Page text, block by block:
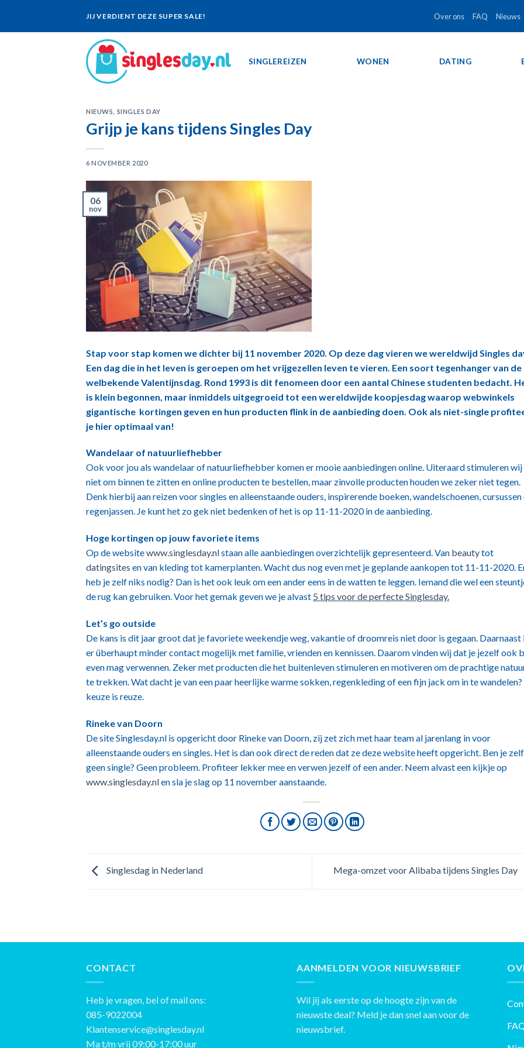
content
JIJ VERDIENT DEZE SUPER SALE! Over ons FAQ Nieuws
SINGLEREIZEN WONEN DATING
NIEUWS SINGLES DAY
Grijp je kans tijdens Singles Day
6 NOVEMBER 2020
06
nov
Stap voor stap komen we dichter bij 11 november 2020. Op deze dag vieren we wereldwijd Singles
Een dag die in het leven is geroepen om het vrijgezellen leven te vieren. Een soort tegenhanger van de
welbekende Valentijnsdag. Rond 1993 is dit fenomeen door een aantal Chinese studenten bedacht.
is klein begonnen, maar inmiddels uitgegroeid tot een wereldwijde koopjesdag waarop webwinkels
gigantische kortingen geven en hun producten flink in de aanbieding doen. Ook als niet-single
je hier optimaal van!
Wandelaar of natuurliefhebber
Ook voor jou als wandelaar of natuurliefhebber komen er mooie aanbiedingen online. Uiteraard stimuleren wij
niet om binnen te zitten en online producten te bestellen, maar zinvolle producten houden we zeker niet tegen.
Denk hierbij aan reizen voor singles en alleenstaande ouders, inspirerende boeken, wandelschoenen,
regenjassen. Je kunt het zo gek niet bedenken of het is op 11-11-2020 in de aanbieding.
Hoge kortingen op jouw favoriete items
Op de websitewww.singlesday.nlstaan alle aanbiedingen overzichtelijk gepresenteerd. Van beautytot
datingsites en van kleding tot kamerplanten. Wacht dus nog even met je geplande aankopen tot 11-11-2020.
heb je zelf niks nodig? Dan is het ook leuk om een ander eens in de watten te leggen. Iemand die wel een
de rug kan gebruiken. Voor het gemak geven we je alvast 5 tips voor de perfecte Singlesday.
Let’s go outside
De kans is dit jaar groot dat je favoriete weekendje weg, vakantie of droomreis niet door is gegaan. Daarnaast
er überhaupt minder contact mogelijk met familie, vrienden en kennissen. Daarom vinden wij dat je jezelf ook
even mag verwennen. Zeker met producten die het buitenleven stimuleren en motiveren om de prachtige
te trekken. Wat dacht je van een paar heerlijke warme sokken, regenkleding of een fijn jack om in te wandelen?
keuze is reuze.
Rineke van Doorn
De site Singlesday.nl is opgericht door Rineke van Doorn, zij zet zich met haar team al jarenlang in voor
alleenstaande ouders en singles. Het is dan ook direct de reden dat ze deze website heeft opgericht. Ben je zelf
geen single? Geen probleem. Profiteer lekker mee en verwen jezelf of een ander. Neem alvast een kijkje op
www.singlesday.nlen sla je slag op 11 november aanstaande.
Singlesdag in Nederland Mega-omzet voor Alibaba tijdens Singles Day
CONTACT
Heb je vragen, bel of mail ons:
085-9022004
Klantenservice@singlesday.nl
Ma t/m vrij 09:00-17:00 uur
AANMELDEN VOOR NIEUWSBRIEF
Wil jij als eerste op de hoogte zijn van de
nieuwste deal? Meld je dan snel aan voor de
nieuwsbrief.